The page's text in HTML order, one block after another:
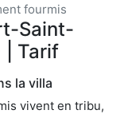
fourmis
Saint-
| Tarif
la villa
vivent en tribu,